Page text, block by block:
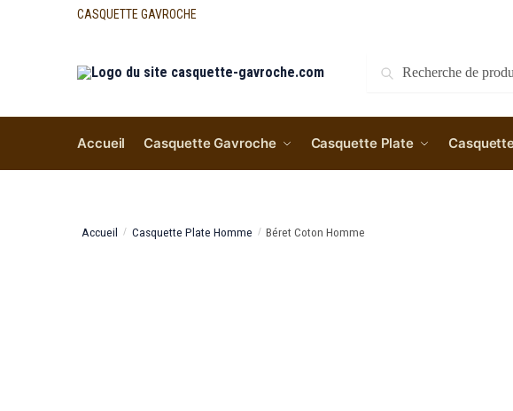
CASQUETTE GAVROCHE
Recherche
Accueil Casquette Gavroche Casquette Plate
Accueil / Casquette Plate Homme / Béret Coton Homme